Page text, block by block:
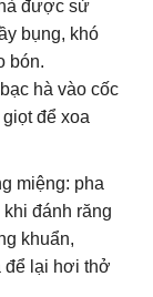
được sử
bụng, khó
bón.
hà vào cốc
để xoa
miệng: pha
đánh răng
khuẩn,
để lại hơi thở